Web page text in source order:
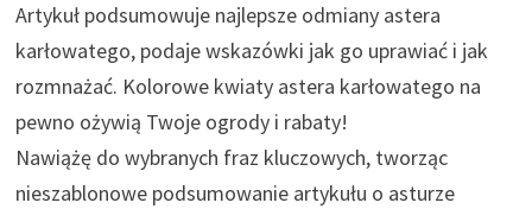
Artykuł podsumowuje najlepsze odmiany astera
karłowatego, podaje wskazówki jak go uprawiać i jak
rozmnażać. Kolorowe kwiaty astera karłowatego na
pewno ożywią Twoje ogrody i rabaty!
Nawiążę do wybranych fraz kluczowych, tworząc
nieszablonowe podsumowanie artykułu o asturze